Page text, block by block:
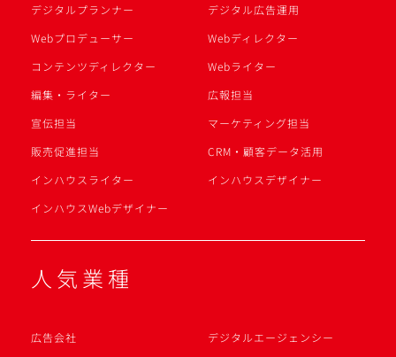
デジタルプランナー
デジタル広告運用
Webプロデューサー
Webディレクター
コンテンツディレクター
Webライター
編集・ライター
広報担当
宣伝担当
マーケティング担当
販売促進担当
CRM・顧客データ活用
インハウスライター
インハウスデザイナー
インハウスWebデザイナー
人気業種
広告会社
デジタルエージェンシー